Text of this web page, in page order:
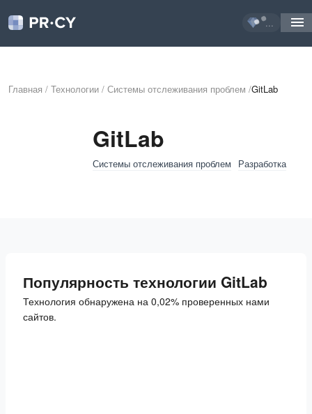
...
Главная / Технологии / Системы отслеживания проблем /GitLab
GitLab
Системы отслеживания проблем Разработка
Популярность технологии GitLab
Технология обнаружена на 0,02% проверенных нами
сайтов.